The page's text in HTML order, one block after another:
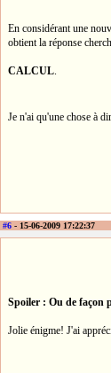
En considérant une
obtient la réponse
CALCUL.
Je n'ai qu'une chose à
#6 - 15-06-2009 17:22:37
Spoiler : Ou de façon
Jolie énigme! J'ai